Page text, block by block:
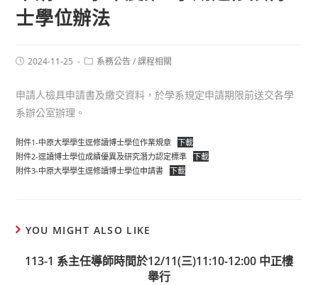
士學位辦法
2024-11-25 系務公告 / 課程相關
申請人檢具申請書及繳交資料，於學系規定申請期限前送交各學
系辦公室辦理。
附件1-中原大學學生逕修讀博士學位作業規章 下載
附件2-逕讀博士學位成績優異及研究潛力認定標準 下載
附件3-中原大學學生逕修讀博士學位申請書 下載
YOU MIGHT ALSO LIKE
113-1 系主任導師時間於12/11(三)11:10-12:00 中正樓
舉行